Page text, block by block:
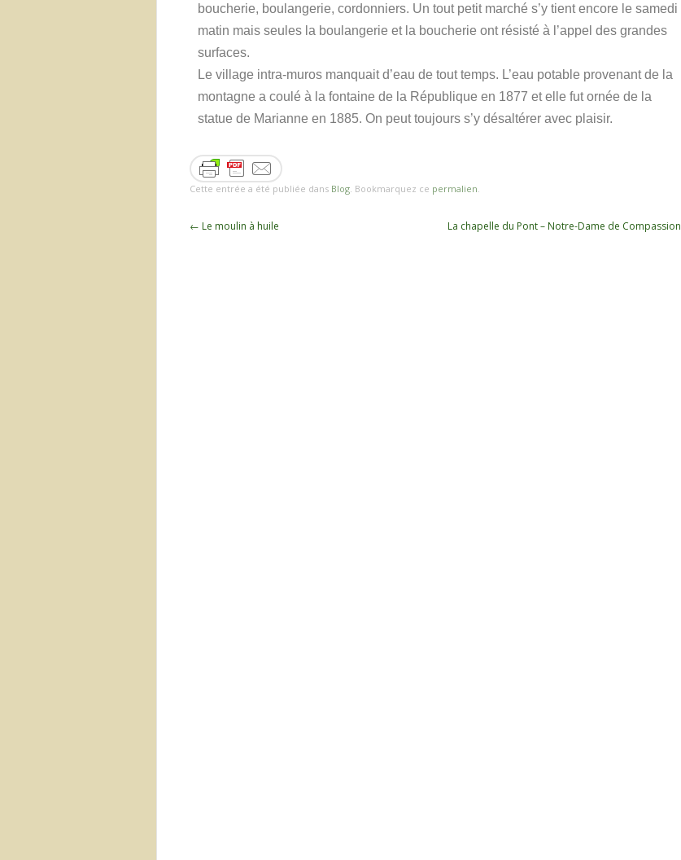
boucherie, boulangerie, cordonniers. Un tout petit marché s’y tient encore le samedi
matin mais seules la boulangerie et la boucherie ont résisté à l’appel des grandes
surfaces.
Le village intra-muros manquait d’eau de tout temps. L’eau potable provenant de la
montagne a coulé à la fontaine de la République en 1877 et elle fut ornée de la
statue de Marianne en 1885. On peut toujours s’y désaltérer avec plaisir.
Cette entrée a été publiée dans Blog . Bookmarquez ce permalien
← Le moulin à huile La chapelle du Pont – Notre-Dame de Compassion